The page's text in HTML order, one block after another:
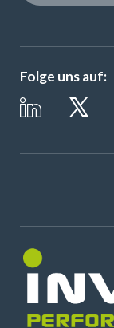
Folge uns auf: